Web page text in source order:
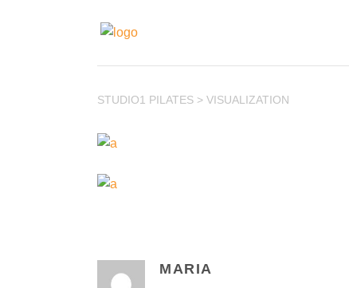
STUDIO1 PILATES > VISUALIZATION
MARIA